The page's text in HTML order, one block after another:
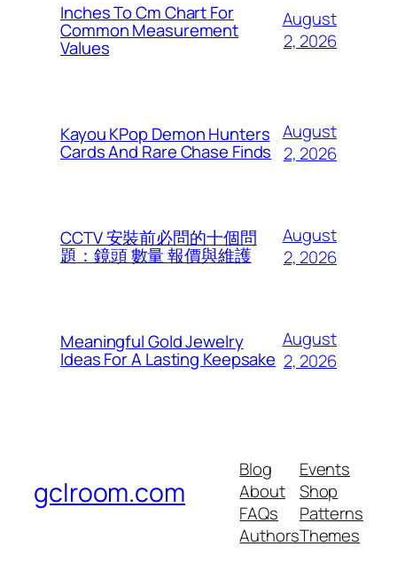
Inches To Cm Chart For
Common Measurement
Values
August
2, 2026
Kayou KPop Demon Hunters
Cards And Rare Chase Finds
August
2, 2026
CCTV 安裝前必問的十個問
題：鏡頭 數量 報價與維護
August
2, 2026
Meaningful Gold Jewelry
Ideas For A Lasting Keepsake
August
2, 2026
gclroom.com
Blog
About
FAQs
Authors
Events
Shop
Patterns
Themes